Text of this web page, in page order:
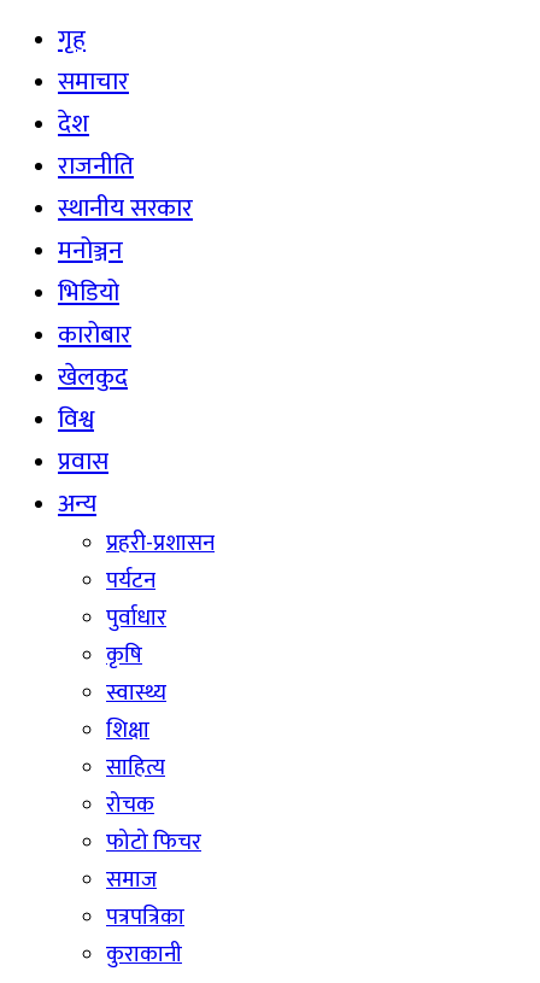
गृह
समाचार
देश
राजनीति
स्थानीय सरकार
मनोञ्जन
भिडियो
कारोबार
खेलकुद
विश्व
प्रवास
अन्य
प्रहरी-प्रशासन
पर्यटन
पुर्वाधार
कृषि
स्वास्थ्य
शिक्षा
साहित्य
रोचक
फोटो फिचर
समाज
पत्रपत्रिका
कुराकानी